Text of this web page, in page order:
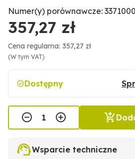
Numer(y) porównawcze:
357,27 zł
Cena regularna: 357,27 zł
(W tym VAT)
Dostępny
Wsparcie techniczne